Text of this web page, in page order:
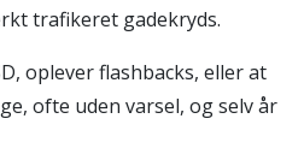
trafikeret gadekryds.
oplever flashbacks, eller at
ofte uden varsel, og selv år